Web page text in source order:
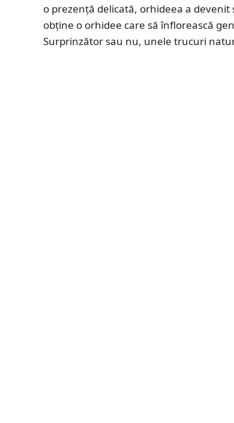
o prezență delicată, orhideea a
obține o orhidee care să înflorească
Surprinzător sau nu, unele trucuri